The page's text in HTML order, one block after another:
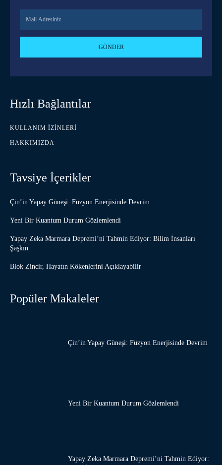
GÖNDER
Hızlı Bağlantılar
KULLANIM İZINLERI
HAKKIMIZDA
Tavsiye İçerikler
Çin’in Yapay Güneşi: Füzyon Enerjisinde Devrim
Yeni Bir Kuantum Durum Gözlemlendi
Yapay Zeka Marmara Depremi’ni Tahmin Ediyor: Bilim İnsanları
Şaşkın
Blok Zincir, Hayatın Kökenlerini Açıklayabilir
Popüler Makaleler
Çin’in Yapay Güneşi: Füzyon Enerjisinde Devrim
Yeni Bir Kuantum Durum Gözlemlendi
Yapay Zeka Marmara Depremi’ni Tahmin Ediyor: